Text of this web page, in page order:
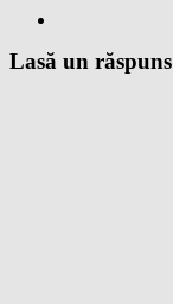
Lasă un răspuns